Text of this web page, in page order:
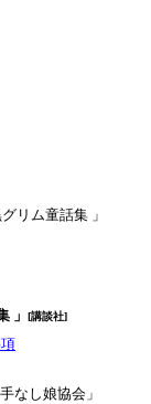
リム童話集 」
」 [講談社]
なし娘協会」